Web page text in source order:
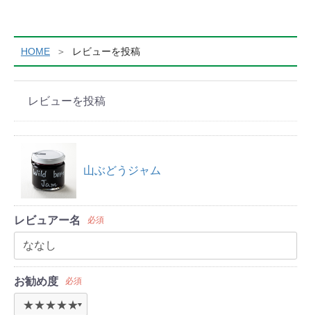
HOME レビューを投稿
レビューを投稿
山ぶどうジャム
レビュアー名 必須
お勧め度 必須